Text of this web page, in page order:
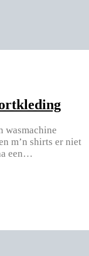
wasmachine
m’n shirts er niet
een…